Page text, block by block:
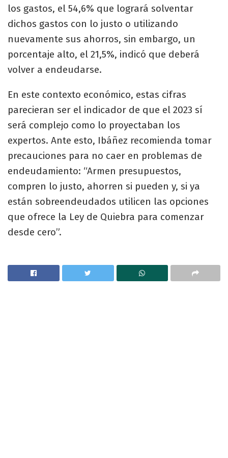
los gastos, el 54,6% que logrará solventar
dichos gastos con lo justo o utilizando
nuevamente sus ahorros, sin embargo, un
porcentaje alto, el 21,5%, indicó que deberá
volver a endeudarse.
En este contexto económico, estas cifras
parecieran ser el indicador de que el 2023 sí
será complejo como lo proyectaban los
expertos. Ante esto, Ibáñez recomienda tomar
precauciones para no caer en problemas de
endeudamiento: “Armen presupuestos,
compren lo justo, ahorren si pueden y, si ya
están sobreendeudados utilicen las opciones
que ofrece la Ley de Quiebra para comenzar
desde cero”.